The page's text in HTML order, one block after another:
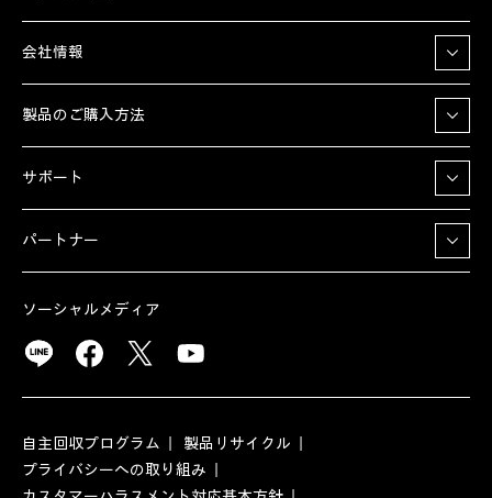
会社情報
製品のご購入方法
サポート
パートナー
ソーシャルメディア
自主回収プログラム
製品リサイクル
プライバシーへの取り組み